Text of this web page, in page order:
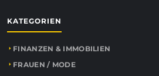
KATEGORIEN
FINANZEN & IMMOBILIEN
FRAUEN / MODE